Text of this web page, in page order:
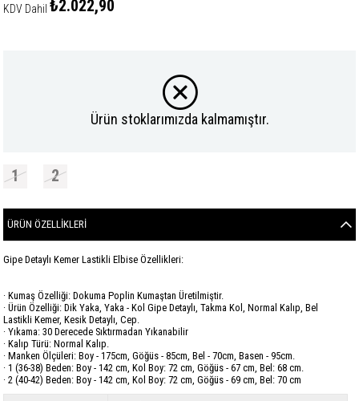
KDV Dahil ₺2.022,90
Ürün stoklarımızda kalmamıştır.
1 2
ÜRÜN ÖZELLIKLERI
Gipe Detaylı Kemer Lastikli Elbise Özellikleri:
· Kumaş Özelliği: Dokuma Poplin Kumaştan Üretilmiştir.
· Ürün Özelliği: Dik Yaka, Yaka - Kol Gipe Detaylı, Takma Kol, Normal Kalıp, Bel
Lastikli Kemer, Kesik Detaylı, Cep.
· Yıkama: 30 Derecede Sıktırmadan Yıkanabilir
· Kalıp Türü: Normal Kalıp.
· Manken Ölçüleri: Boy - 175cm, Göğüs - 85cm, Bel - 70cm, Basen - 95cm.
· 1 (36-38) Beden: Boy - 142 cm, Kol Boy: 72 cm, Göğüs - 67 cm, Bel: 68 cm.
· 2 (40-42) Beden: Boy - 142 cm, Kol Boy: 72 cm, Göğüs - 69 cm, Bel: 70 cm